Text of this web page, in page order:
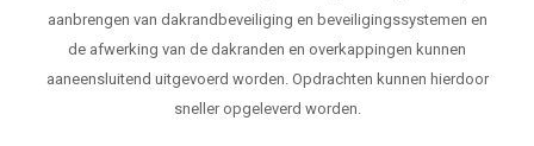
aanbrengen van dakrandbeveiliging en beveiligingssystemen en
de afwerking van de dakranden en overkappingen kunnen
aaneensluitend uitgevoerd worden. Opdrachten kunnen hierdoor
sneller opgeleverd worden.